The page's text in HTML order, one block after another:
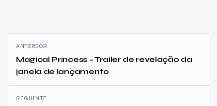
Navegação
de
artigos
ANTERIOR
Magical Princess – Trailer de revelação da
janela de lançamento
SEGUINTE